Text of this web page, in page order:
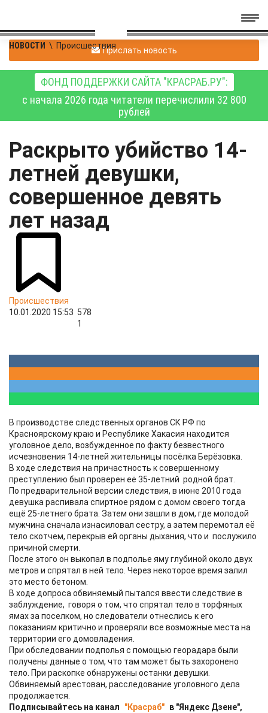
НОВОСТИ \ ПроисшествияПрислать новость
ФОНД ПОДДЕРЖКИ САЙТА "КРАСРАБ.РУ":
с начала 2026 года читатели перечислили 32 800
рублей
Раскрыто убийство 14-
летней девушки,
совершенное девять
лет назад
Происшествия
10.01.2020 15:53 578
1
В производстве следственных органов СК РФ по
Красноярскому краю и Республике Хакасия находится
уголовное дело, возбужденное по факту безвестного
исчезновения 14-летней жительницы посёлка Берёзовка.
В ходе следствия на причастность к совершенному
преступлению был проверен её 35-летний родной брат.
По предварительной версии следствия, в июне 2010 года
девушка распивала спиртное рядом с домом своего тогда
ещё 25-летнего брата. Затем они зашли в дом, где молодой
мужчина сначала изнасиловал сестру, а затем перемотал её
тело скотчем, перекрыв ей органы дыхания, что и послужило
причиной смерти.
После этого он выкопал в подполье яму глубиной около двух
метров и спрятал в ней тело. Через некоторое время залил
это место бетоном.
В ходе допроса обвиняемый пытался ввести следствие в
заблуждение, говоря о том, что спрятал тело в торфяных
ямах за поселком, но следователи отнеслись к его
показаниям критично и проверяли все возможные места на
территории его домовладения.
При обследовании подполья с помощью георадара были
получены данные о том, что там может быть захоронено
тело. При раскопке обнаружены останки девушки.
Обвиняемый арестован, расследование уголовного дела
продолжается.
Подписывайтесь на канал
"Красраб" в "Яндекс Дзене",